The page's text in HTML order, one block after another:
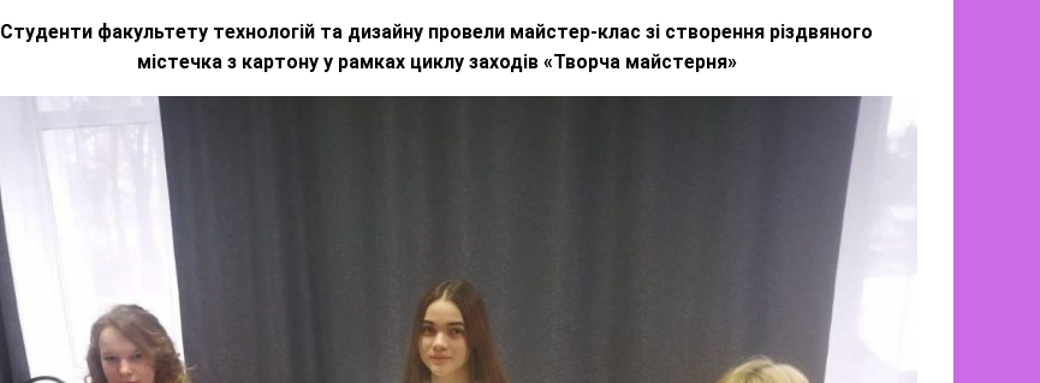
Студенти факультету технологій та дизайну провели майстер-клас зі створення різдвяного
містечка з картону у рамках циклу заходів «Творча майстерня»